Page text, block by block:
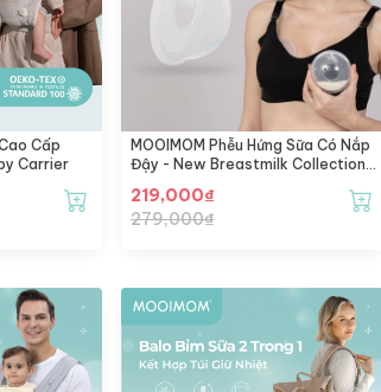
Cấp
Carrier
MOOIMOM Phễu Hứng Sữa Có Nắp
Đậy - New Breastmilk Collection
219,000₫
279,000₫